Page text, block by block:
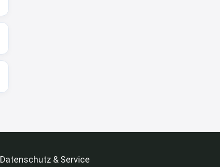
Datenschutz & Service
8:43
JR